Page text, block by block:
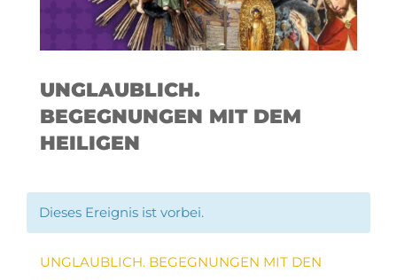
UNGLAUBLICH.
BEGEGNUNGEN MIT DEM
HEILIGEN
Dieses Ereignis ist vorbei.
UNGLAUBLICH. BEGEGNUNGEN MIT DEN